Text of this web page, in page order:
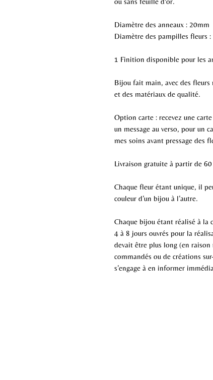
Diamètre des anneaux : 20mm
Diamètre des pampilles fleurs
1 Finition disponible pour les
Bijou fait main, avec des fleurs
et des matériaux de qualité.
Option carte : recevez une
un message au verso, pour un
mes soins avant pressage des
Livraison gratuite à partir de 60
Chaque fleur étant unique, il
couleur d’un bijou à l’autre.
Chaque bijou étant réalisé à la
4 à 8 jours ouvrés pour la
devait être plus long (en
commandés ou de créations
s’engage à en informer